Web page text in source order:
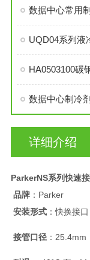
数据中心常用
HA0503100碳
数据中心制冷
详细介绍
ParkerNS系列快速
品牌：Parker
安装形式：快换接口
接管口径：25.4mm